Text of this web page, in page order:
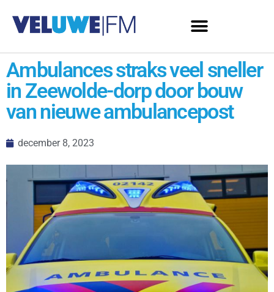
Ambulances straks veel sneller
in Zeewolde-dorp door bouw
van nieuwe ambulancepost
december 8, 2023